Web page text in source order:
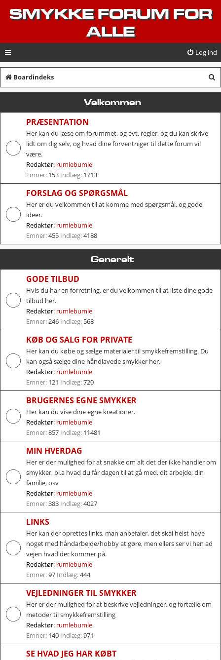
SMYKKE FORUM FOR
ALLE
Log ind
Boardindeks
ø
Velkommen
PRÆSENTATION
Her kan du læse om forummet, og evt. regler, og du kan skrive
lidt om dig selv, og hvad dine forventniger til dette forum vil
være.
Redaktør: rumlebumle
Emner: 153 Indlæg: 1713
FORSLAG OG SPØRGSMÅL
Her er du velkommen til at komme med spørgsmål, og gode
ideer.
Redaktør: rumlebumle
Emner:455 Indlæg:4188
Generelt
GODE TILBUD
Hvis du har en forretning, er du velkommen til at liste dine gode
tilbud her.
Redaktør: rumlebumle
Emner:246 Indlæg: 568
KØB OG SALG FOR PRIVATE
Her kan du købe og sælge materialer til smykkefremstilling. Du
kan også sælge dine håndlavede smykker her.
Redaktør: rumlebumle
Emner: 121 Indlæg:720
BRUGERNES EGNE SMYKKER
Her kan du vise dine egne kreationer.
Redaktør: rumlebumle
Emner:857 Indlæg: 11481
MIN HVERDAG
Her er der mulighed for at snakke om alt det der ikke handler om
smykker, bl.a hvad du får dagen til at gå med, dit arbejde, din
familie, osv
Redaktør: rumlebumle
Emner:383 Indlæg:4027
LINKS
Her kan der oprettes links, man anbefaler, det skal helst have
noget med håndarbejde/hobby at gøre, men ellers ser vi hen ad
vejen hvad der kommer på.
Redaktør: rumlebumle
Emner:97 Indlæg:444
VEJLEDNINGER TIL SMYKKER
Her er der mulighed for at beskrive vejledninger, og fortælle om
metoder til smykkefremstilling
Redaktør: rumlebumle
Emner: 140 Indlæg:971
SE HVAD JEG HAR KØBT